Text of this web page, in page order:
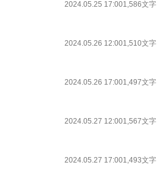
2024.05.25 17:001,586文字
2024.05.26 12:001,510文字
2024.05.26 17:001,497文字
2024.05.27 12:001,567文字
2024.05.27 17:001,493文字